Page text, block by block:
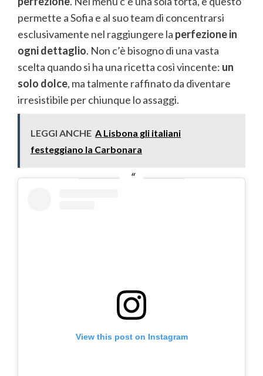
permette a Sofia e al suo team di concentrarsi
esclusivamente nel raggiungere la perfezione in
ogni dettaglio. Non c’è bisogno di una vasta
scelta quando si ha una ricetta così vincente: un
solo dolce, ma talmente raffinato da diventare
irresistibile per chiunque lo assaggi.
LEGGI ANCHE A Lisbona gli italiani
festeggiano la Carbonara
View this post on Instagram